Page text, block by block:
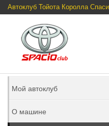
Автоклуб Тойота Королла
Мой автоклуб
О машине